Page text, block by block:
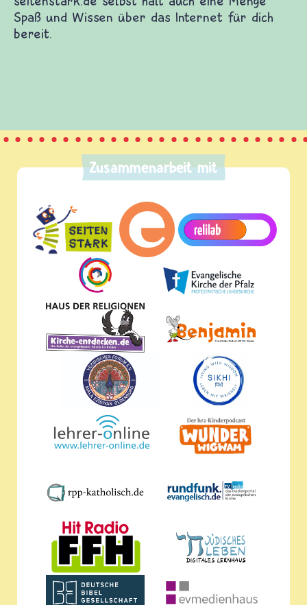
Dort warten Spiele und Filme
Themen. Du kannst dich mit
selbst etwas beitragen und etliches
Zusammenarbeit mit